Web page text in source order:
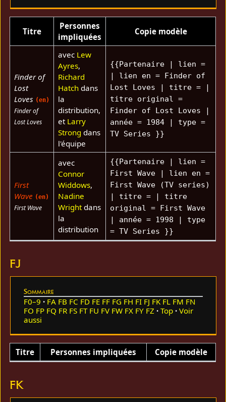
Titre
Personnes
impliquées
Copie modèle
Finder of
Lost
Loves (en)
Finder of
Lost Loves
avec Lew
Ayres,
Richard
Hatchdans
la
distribution,
et Larry
Strong dans
l'équipe
{{Partenaire | lien =
| lien en = Finder of
Lost Loves | titre = |
titre original =
Finder of Lost Loves |
année = 1984 | type =
TV Series }}
First
Wave (en)
First Wave
avec
Connor
Widdows,
Nadine
Wrightdans
la
distribution
{{Partenaire | lien =
First Wave | lien en =
First Wave (TV series)
| titre = | titre
original = First Wave
| année = 1998 | type
= TV Series }}
FJ
Sommaire
F0–9 FA FB FC FD FE FF FG FH FI FJ FK FL FM FN
FO FP FQ FR FS FT FU FV FW FX FY FZ Top
Voir
aussi
Titre Personnes impliquées Copie modèle
FK